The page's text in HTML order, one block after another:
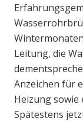
Leitung, die
Anzeichen für
Heizung sowie
Spätestens